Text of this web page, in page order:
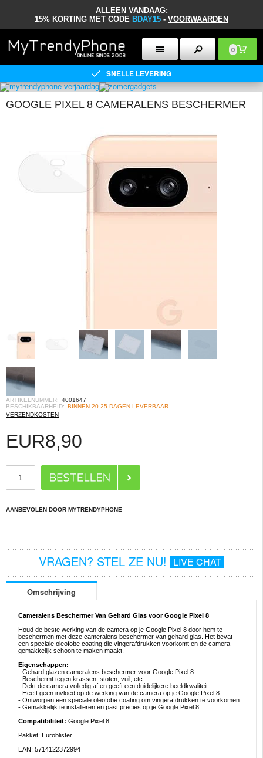
ALLEEN VANDAAG:
15% KORTING MET CODE BDAY15 - VOORWAARDEN
0
SNELLE LEVERING
GOOGLE PIXEL 8 CAMERALENS BESCHERMER
ARTIKELNUMMER: 4001647
BESCHIKBAARHEID: BINNEN 20-25 DAGEN LEVERBAAR
VERZENDKOSTEN
EUR8,90
AANBEVOLEN DOOR MYTRENDYPHONE
VRAGEN? STEL ZE NU! LIVE CHAT
Omschrijving
Cameralens Beschermer Van Gehard Glas voor Google Pixel 8
Houd de beste werking van de camera op je Google Pixel 8 door hem te
beschermen met deze cameralens beschermer van gehard glas. Het bevat
een speciale oleofobe coating die vingerafdrukken voorkomt en de camera
gemakkelijk schoon te maken maakt.
Eigenschappen:
- Gehard glazen cameralens beschermer voor Google Pixel 8
- Beschermt tegen krassen, stoten, vuil, etc.
- Dekt de camera volledig af en geeft een duidelijkere beeldkwaliteit
- Heeft geen invloed op de werking van de camera op je Google Pixel 8
- Ontworpen een speciale oleofobe coating om vingerafdrukken te voorkomen
- Gemakkelijk te installeren en past precies op je Google Pixel 8
Compatibiliteit: Google Pixel 8
Pakket: Euroblister
EAN: 5714122372994